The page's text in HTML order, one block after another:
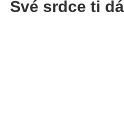
Své srdce ti